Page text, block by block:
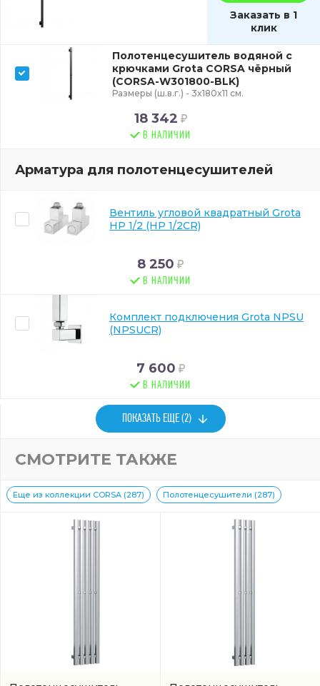
Заказать в 1
клик
Полотенцесушитель водяной с
крючками Grota CORSA чёрный
(CORSA-W301800-BLK)
Размеры (ш.в.г.) - 3x180x11 см.
18 342
В НАЛИЧИИ
Арматура для полотенцесушителей
Вентиль угловой квадратный Grota
HP 1/2 (HP 1/2CR)
8 250
В НАЛИЧИИ
Комплект подключения Grota NPSU
(NPSUCR)
7 600
В НАЛИЧИИ
ПОКАЗАТЬ ЕЩЕ (2)
СМОТРИТЕ ТАКЖЕ
Еще из коллекции CORSA (287) Полотенцесушители (287)